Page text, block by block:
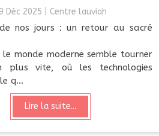
Déc 2025 Centre lauviah
nos jours : un retour au sacré
le monde moderne semble tourner
plus vite, où les technologies
q...
Lire la suite...